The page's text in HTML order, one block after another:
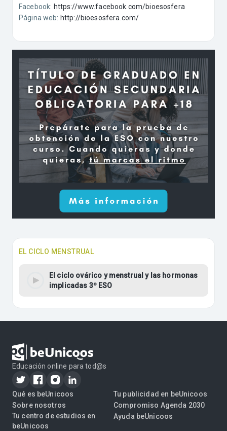
Facebook: https://www.facebook.com/bioesosfera
Página web: http://bioesosfera.com/
EL CICLO MENSTRUAL
El ciclo ovárico y menstrual y las hormonas
implicadas 3º ESO
Educación online para tod@s
Qué es beUnicoos
Sobre nosotros
Tu centro de estudios en
beUnicoos
Tu publicidad en beUnicoos
Compromiso Agenda 2030
Ayuda beUnicoos